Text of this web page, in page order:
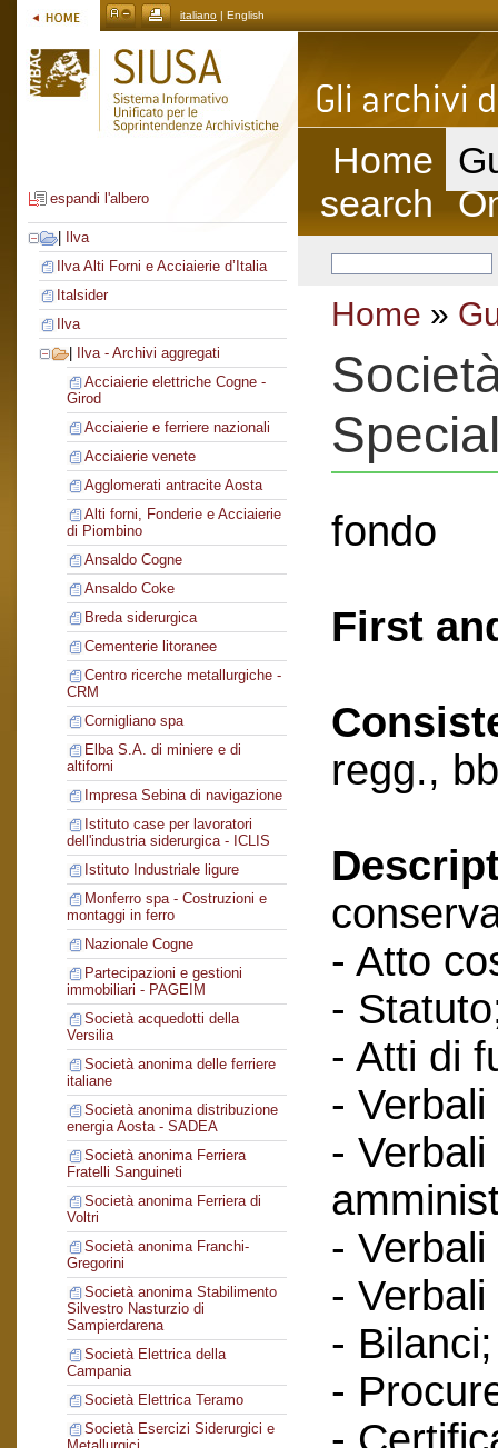
italiano | English
espandi l'albero
Ilva
Ilva Alti Forni e Acciaierie d’Italia
Italsider
Ilva
Ilva - Archivi aggregati
Acciaierie elettriche Cogne -
Girod
Acciaierie e ferriere nazionali
Acciaierie venete
Agglomerati antracite Aosta
Alti forni, Fonderie e Acciaierie
di Piombino
Ansaldo Cogne
Ansaldo Coke
Breda siderurgica
Cementerie litoranee
Centro ricerche metallurgiche -
CRM
Cornigliano spa
Elba S.A. di miniere e di
altiforni
Impresa Sebina di navigazione
Istituto case per lavoratori
dell'industria siderurgica - ICLIS
Istituto Industriale ligure
Monferro spa - Costruzioni e
montaggi in ferro
Nazionale Cogne
Partecipazioni e gestioni
immobiliari - PAGEIM
Società acquedotti della
Versilia
Società anonima delle ferriere
italiane
Società anonima distribuzione
energia Aosta - SADEA
Società anonima Ferriera
Fratelli Sanguineti
Società anonima Ferriera di
Voltri
Società anonima Franchi-
Gregorini
Società anonima Stabilimento
Silvestro Nasturzio di
Sampierdarena
Società Elettrica della
Campania
Società Elettrica Teramo
Società Esercizi Siderurgici e
Home
search
Home »
fondo
First
regg.,
- Atto
-
- Atti di
- Verbali
-
-
-
- Bilanci;
-